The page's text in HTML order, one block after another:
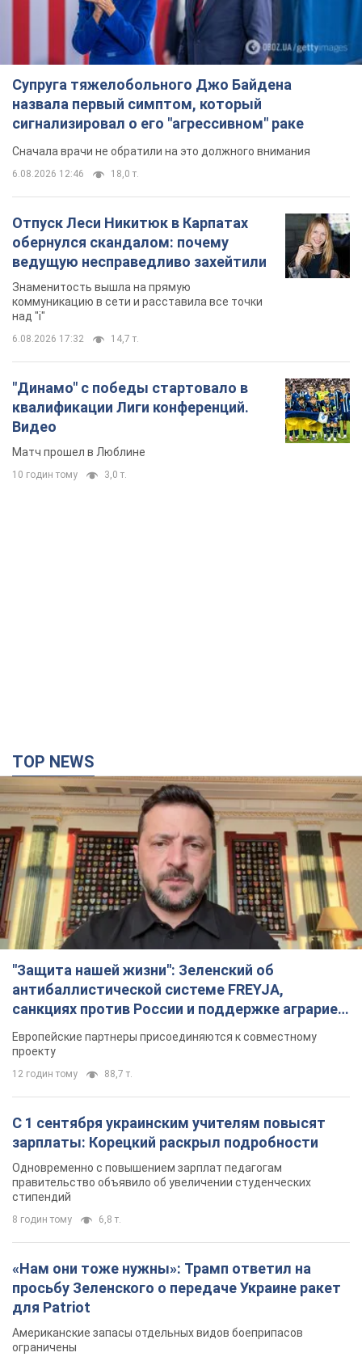
Супруга тяжелобольного Джо Байдена
назвала первый симптом, который
сигнализировал о его "агрессивном" раке
Сначала врачи не обратили на это должного внимания
6.08.2026 12:46 18,0 т.
Отпуск Леси Никитюк в Карпатах
обернулся скандалом: почему
ведущую несправедливо захейтили
Знаменитость вышла на прямую
коммуникацию в сети и расставила все точки
над "i"
6.08.2026 17:32 14,7 т.
"Динамо" с победы стартовало в
квалификации Лиги конференций.
Видео
Матч прошел в Люблине
10 годин тому 3,0 т.
TOP NEWS
"Защита нашей жизни": Зеленский об
антибаллистической системе FREYJA,
санкциях против России и поддержке аграриев.
Видео
Европейские партнеры присоединяются к совместному
проекту
12 годин тому 88,7 т.
С 1 сентября украинским учителям повысят
зарплаты: Корецкий раскрыл подробности
Одновременно с повышением зарплат педагогам
правительство объявило об увеличении студенческих
стипендий
8 годин тому 6,8 т.
«Нам они тоже нужны»: Трамп ответил на
просьбу Зеленского о передаче Украине ракет
для Patriot
Американские запасы отдельных видов боеприпасов
ограничены